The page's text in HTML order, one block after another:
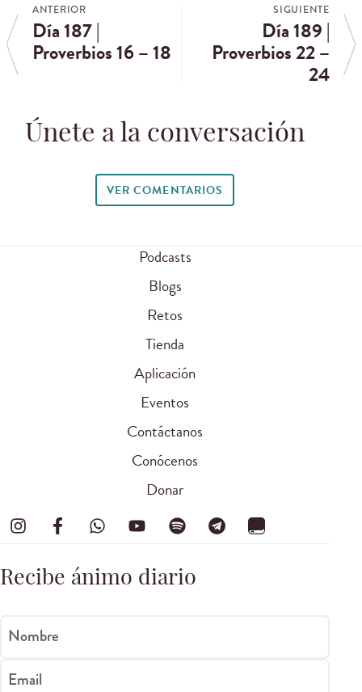
ANTERIOR
Día 187 |
Proverbios 16 – 18
SIGUIENTE
Día 189 |
Proverbios 22 –
24
Únete a la conversación
VER COMENTARIOS
Podcasts
Blogs
Retos
Tienda
Aplicación
Eventos
Contáctanos
Conócenos
Donar
Recibe ánimo diario
Nombre
Email